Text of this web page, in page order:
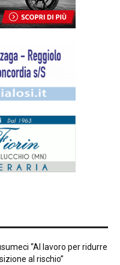
“Al lavoro per ridurre
al rischio”